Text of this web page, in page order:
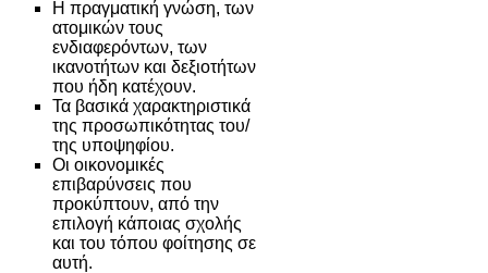
Η πραγματική γνώση, των
ατομικών τους
ενδιαφερόντων, των
ικανοτήτων και δεξιοτήτων
που ήδη κατέχουν.
Τα βασικά χαρακτηριστικά
της προσωπικότητας του/
της υποψηφίου.
Οι οικονομικές
επιβαρύνσεις που
προκύπτουν, από την
επιλογή κάποιας σχολής
και του τόπου φοίτησης σε
αυτή.